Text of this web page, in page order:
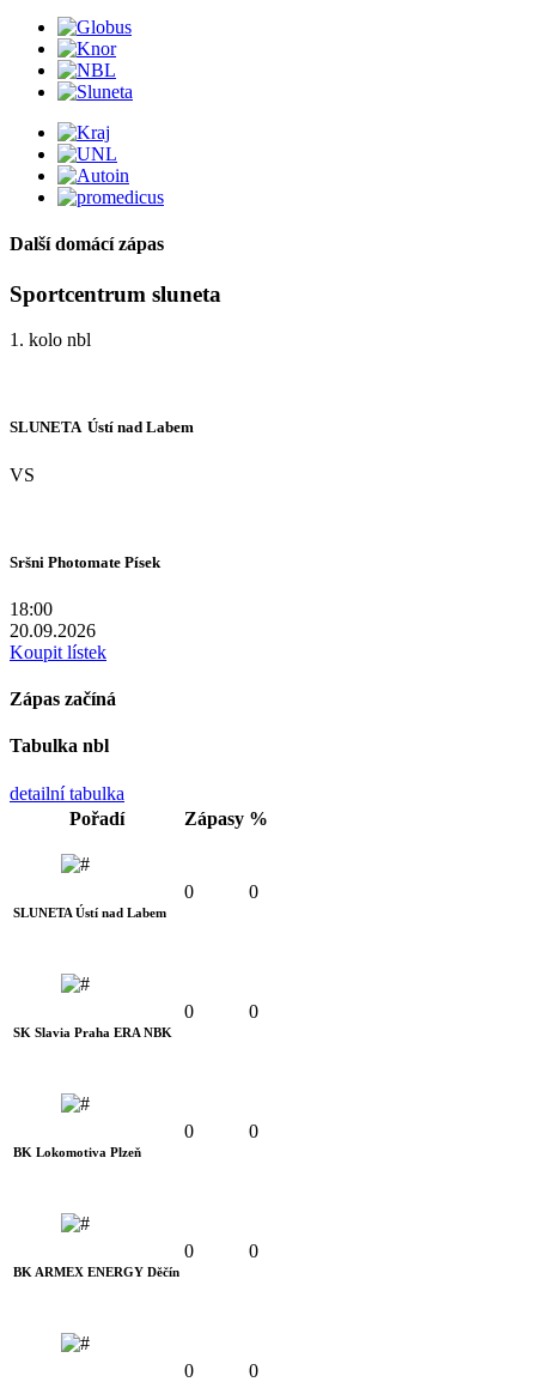
Další domácí zápas
Sportcentrum sluneta
1. kolo nbl
SLUNETA  Ústí nad Labem
VS
Sršni Photomate Písek
18:00
20.09.2026
Koupit lístek
Zápas začíná
Tabulka nbl
detailní tabulka
Pořadí
Zápasy %
SLUNETA Ústí nad Labem
0 0
SK Slavia Praha ERA NBK
0 0
BK Lokomotiva Plzeň
0 0
BK ARMEX ENERGY Děčín
0 0
0 0